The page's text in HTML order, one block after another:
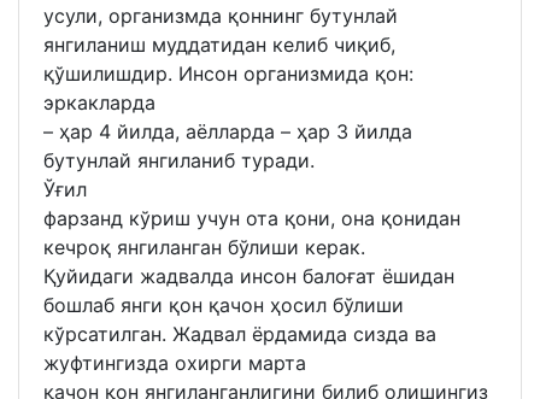
усули, организмда қоннинг бутунлай
янгиланиш муддатидан келиб чиқиб,
қўшилишдир. Инсон организмида қон:
эркакларда
– ҳар 4 йилда, аёлларда – ҳар 3 йилда
бутунлай янгиланиб туради.
Ўғил
фарзанд кўриш учун ота қони, она қонидан
кечроқ янгиланган бўлиши керак.
Қуйидаги жадвалда инсон балоғат ёшидан
бошлаб янги қон қачон ҳосил бўлиши
кўрсатилган. Жадвал ёрдамида сизда ва
жуфтингизда охирги марта
қачон қон янгиланганлигини билиб олишингиз